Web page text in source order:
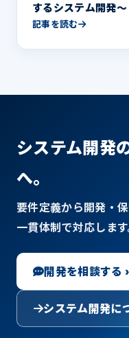
するシステム開発〜
記事を読む
システム開発
へ。
要件定義から開発・
一貫体制で対応します
開発を相談する ›
システム開発に